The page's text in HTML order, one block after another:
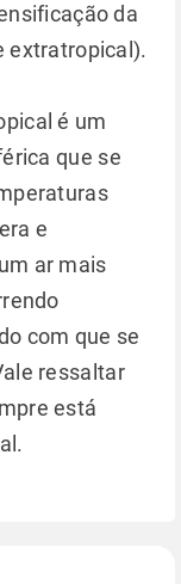
da
extratropical).
é um
que se
e
ar mais
com que se
ressaltar
está